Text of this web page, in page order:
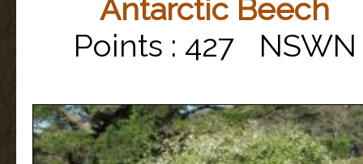
Antarctic Beech
Points : 427 NSWN